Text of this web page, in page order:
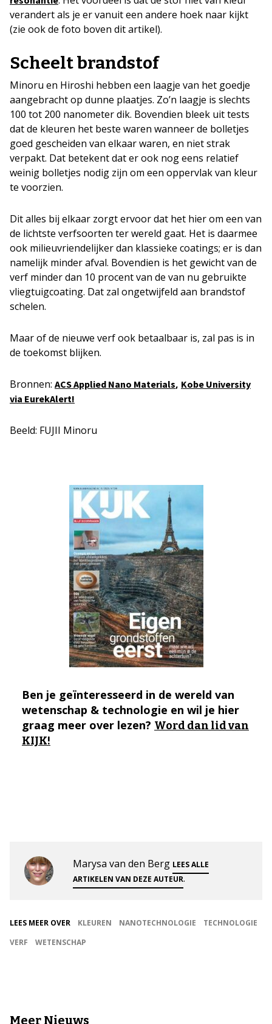
verandert als je er vanuit een andere hoek naar kijkt
(zie ook de foto boven dit artikel).
Scheelt brandstof
Minoru en Hiroshi hebben een laagje van het goedje
aangebracht op dunne plaatjes. Zo’n laagje is slechts
100 tot 200 nanometer dik. Bovendien bleek uit tests
dat de kleuren het beste waren wanneer de bolletjes
goed gescheiden van elkaar waren, en niet strak
verpakt. Dat betekent dat er ook nog eens relatief
weinig bolletjes nodig zijn om een oppervlak van kleur
te voorzien.
Dit alles bij elkaar zorgt ervoor dat het hier om een van
de lichtste verfsoorten ter wereld gaat. Het is daarmee
ook milieuvriendelijker dan klassieke coatings; er is dan
namelijk minder afval. Bovendien is het gewicht van de
verf minder dan 10 procent van de van nu gebruikte
vliegtuigcoating. Dat zal ongetwijfeld aan brandstof
schelen.
Maar of de nieuwe verf ook betaalbaar is, zal pas is in
de toekomst blijken.
Bronnen: ACS Applied Nano Materials, Kobe University
via EurekAlert!
Beeld: FUJII Minoru
Ben je geïnteresseerd in de wereld van
wetenschap & technologie en wil je hier
graag meer over lezen? Word dan lid van
KIJK!
Marysa van den Berg LEES ALLE
ARTIKELEN VAN DEZE AUTEUR.
LEES MEER OVER KLEUREN NANOTECHNOLOGIE
TECHNOLOGIE
VERF
WETENSCHAP
Meer Nieuws